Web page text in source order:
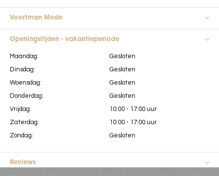
Voortman Mode
Openingstijden - vakantieperiode
Maandag:
Dinsdag:
Woensdag:
Donderdag:
Vrijdag:
Zaterdag:
Zondag:
Gesloten
Gesloten
Gesloten
Gesloten
10:00 - 17:00 uur
10:00 - 17:00 uur
Gesloten
Reviews